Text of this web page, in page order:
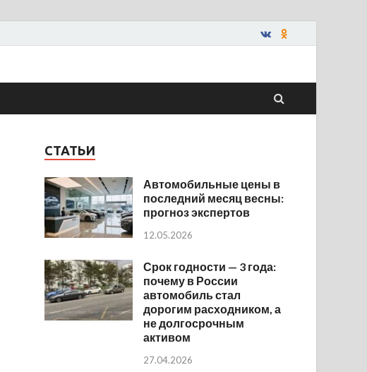
СТАТЬИ
Автомобильные цены в
последний месяц весны:
прогноз экспертов
12.05.2026
Срок годности — 3 года:
почему в России
автомобиль стал
дорогим расходником, а
не долгосрочным
активом
27.04.2026